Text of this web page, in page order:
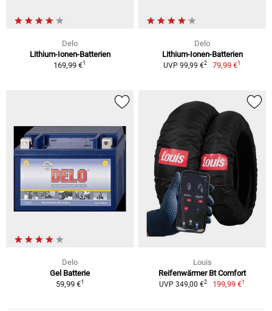
Delo
Lithium-Ionen-Batterien
169,99 €1
Delo
Lithium-Ionen-Batterien
UVP 99,99 €2 79,99 €1
Delo
Gel Batterie
59,99 €1
Louis
Reifenwärmer Bt Comfort
UVP 349,00 €2 199,99 €1